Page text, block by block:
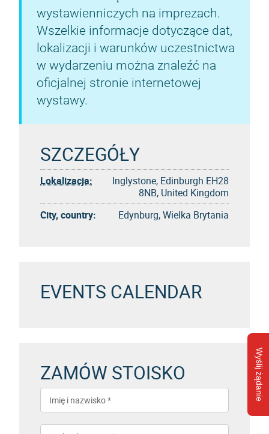
Wyślij żądanie
wystawienniczych na imprezach.
Wszelkie informacje dotyczące dat,
lokalizacji i warunków uczestnictwa
w wydarzeniu można znaleźć na
oficjalnej stronie internetowej
wystawy.
SZCZEGÓŁY
Lokalizacja:
Inglystone, Edinburgh EH28
8NB, United Kingdom
City, country:
Edynburg, Wielka Brytania
EVENTS CALENDAR
ZAMÓW STOISKO